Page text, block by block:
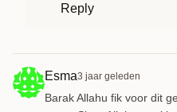
Reply
Esma3 jaar geleden
Barak Allahu fik voor dit